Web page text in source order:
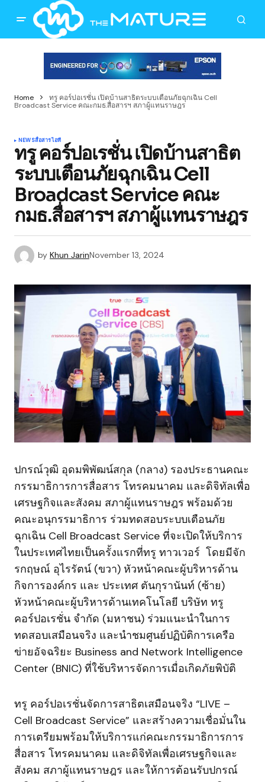
Home
ทรู คอร์ปอเรชั่น เปิดบ้านสาธิตระบบเตือนภัยฉุกเฉิน Cell
Broadcast Service คณะกมธ.สื่อสารฯ สภาผู้แทนราษฎร
NEWSสื่อสารไอที
ทรู คอร์ปอเรชั่น เปิดบ้านสาธิต
ระบบเตือนภัยฉุกเฉิน Cell
Broadcast Service คณะ
กมธ.สื่อสารฯ สภาผู้แทนราษฎร
by Khun JarinNovember 13, 2024
ปกรณ์วุฒิ อุดมพิพัฒน์สกุล (กลาง) รองประธานคณะ
กรรมาธิการการสื่อสาร โทรคมนาคม และดิจิทัลเพื่อ
เศรษฐกิจและสังคม สภาผู้แทนราษฎร พร้อมด้วย
คณะอนุกรรมาธิการ ร่วมทดสอบระบบเตือนภัย
ฉุกเฉิน Cell Broadcast Service ที่จะเปิดให้บริการ
ในประเทศไทยเป็นครั้งแรกที่ทรู ทาวเวอร์ โดยมีจัก
รกฤษณ์ อุไรรัตน์ (ขวา) หัวหน้าคณะผู้บริหารด้าน
กิจการองค์กร และ ประเทศ ตันกุรานันท์ (ซ้าย)
หัวหน้าคณะผู้บริหารด้านเทคโนโลยี บริษัท ทรู
คอร์ปอเรชั่น จำกัด (มหาชน) ร่วมแนะนำในการ
ทดสอบเสมือนจริง และนำชมศูนย์ปฏิบัติการเครือ
ข่ายอัจฉริยะ Business and Network Intelligence
Center (BNIC) ที่ใช้บริหารจัดการเมื่อเกิดภัยพิบัติ
ทรู คอร์ปอเรชั่นจัดการสาธิตเสมือนจริง “LIVE –
Cell Broadcast Service” และสร้างความเชื่อมั่นใน
การเตรียมพร้อมให้บริการแก่คณะกรรมาธิการการ
สื่อสาร โทรคมนาคม และดิจิทัลเพื่อเศรษฐกิจและ
สังคม สภาผู้แทนราษฎร และให้การต้อนรับปกรณ์